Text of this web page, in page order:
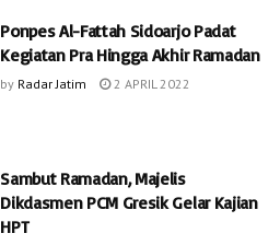
Ponpes Al-Fattah Sidoarjo Padat
Kegiatan Pra Hingga Akhir Ramadan
by Radar Jatim 2 APRIL 2022
Sambut Ramadan, Majelis
Dikdasmen PCM Gresik Gelar Kajian
HPT